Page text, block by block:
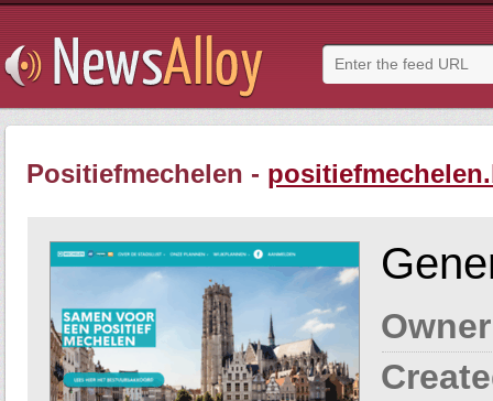
Positiefmechelen -